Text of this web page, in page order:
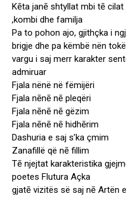
Kēta janē shtyllat mbi tē
,kombi dhe familja
Pa to pohon ajo, gjithçka i
brigje dhe pa këmbë nën
vargu i saj merr karakter
admiruar
Fjala nënë në fëmijëri
Fjala nēnē nē pleqëri
Fjala nēnē nē gëzim
Fjala nēnē nē hidhērim
Dashuria e saj s’ka çmim
Zanafillë që nē fillim
Tē njejtat karakteristika
poetes Flutura Açka
gjatē vizitës së saj nē Artën